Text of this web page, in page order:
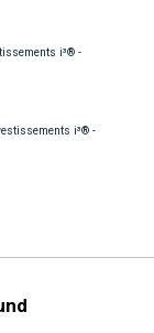
i³® -
i³® -